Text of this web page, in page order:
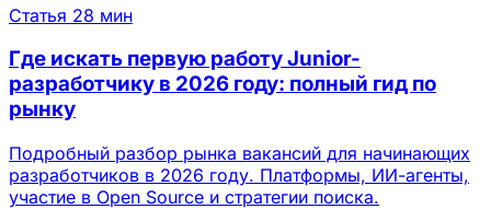
Статья 28 мин
Где искать первую работу Junior-
разработчику в 2026 году: полный гид по
рынку
Подробный разбор рынка вакансий для начинающих
разработчиков в 2026 году. Платформы, ИИ-агенты,
участие в Open Source и стратегии поиска.